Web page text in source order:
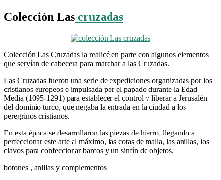
Colección Las cruzadas
Colección Las Cruzadas la realicé en parte con algunos elementos
que servían de cabecera para marchar a las Cruzadas.
Las Cruzadas fueron una serie de expediciones organizadas por los
cristianos europeos e impulsada por el papado durante la Edad
Media (1095-1291) para establecer el control y liberar a Jerusalén
del dominio turco, que negaba la entrada en la ciudad a los
peregrinos cristianos.
En esta época se desarrollaron las piezas de hierro, llegando a
perfeccionar este arte al máximo, las cotas de malla, las anillas, los
clavos para confeccionar barcos y un sinfín de objetos.
botones , anillas y complementos